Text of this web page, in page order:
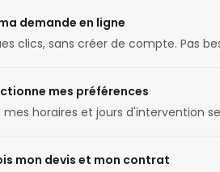
demande en ligne
clics, sans créer de compte. Pas
mes préférences
mes horaires et jours d'intervention
mon devis et mon contrat